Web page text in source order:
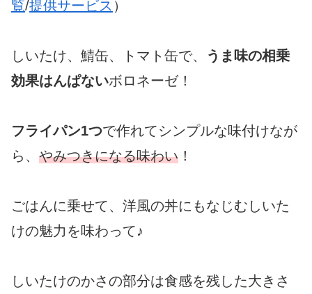
覧/提供サービス ）
しいたけ、鯖缶、トマト缶で、
うま味の相乗
効果はんぱないボロネーゼ！
フライパン1つで作れてシンプルな味付けなが
ら、 やみつきになる味わい ！
ごはんに乗せて、洋風の丼にもなじむしいた
けの魅力を味わって♪
しいたけのかさの部分は食感を残した大きさ